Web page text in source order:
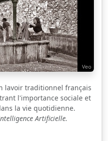
lavoir traditionnel français
l'importance sociale et
la vie quotidienne.
Artificielle.